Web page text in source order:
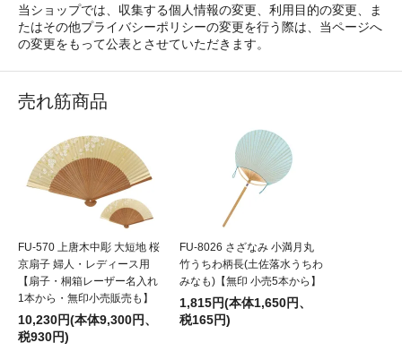
当ショップでは、収集する個人情報の変更、利用目的の変更、ま
たはその他プライバシーポリシーの変更を行う際は、当ページへ
の変更をもって公表とさせていただきます。
売れ筋商品
FU-570 上唐木中彫 大短地 桜
京扇子 婦人・レディース用
【扇子・桐箱レーザー名入れ
1本から・無印小売販売も】
10,230円(本体9,300円、
税930円)
FU-8026 さざなみ 小満月丸
竹うちわ柄長(土佐落水うちわ
みなも)【無印 小売5本から】
1,815円(本体1,650円、
税165円)